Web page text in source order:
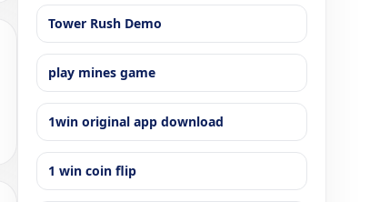
Tower Rush Demo
play mines game
1win original app download
1 win coin flip